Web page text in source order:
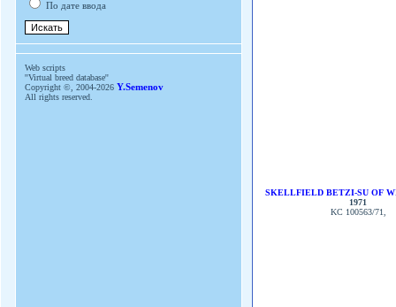
По дате ввода
Web scripts
''Virtual breed database''
Copyright ©, 2004-2026 Y.Semenov
All rights reserved.
SKELLFIELD BETZI-SU OF
1971
KC 100563/71,